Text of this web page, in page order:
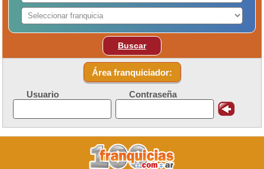
Buscar
Área franquiciador:
Usuario Contraseña